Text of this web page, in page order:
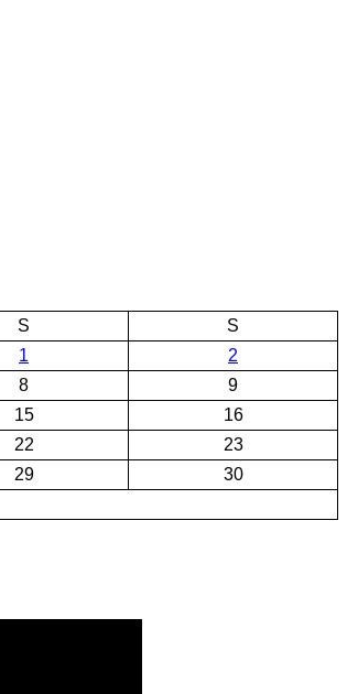
S
S
1
2
8
9
15
16
22
23
29
30